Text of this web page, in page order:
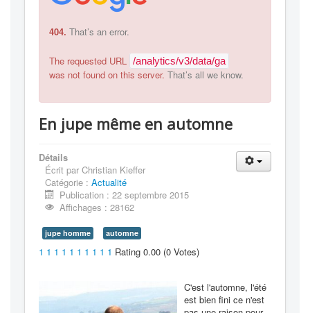
404. That’s an error.
The requested URL /analytics/v3/data/ga
was not found on this server. That’s all we know.
En jupe même en automne
Détails
Écrit par Christian Kieffer
Catégorie : Actualité
Publication : 22 septembre 2015
Affichages : 28162
jupe homme automne
1 1 1 1 1 1 1 1 1 1 Rating 0.00 (0 Votes)
C'est l'automne, l'été
est bien fini ce n'est